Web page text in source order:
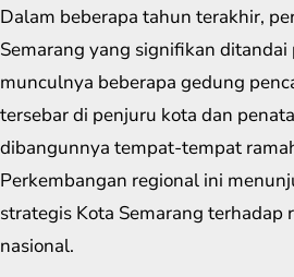
Dalam beberapa tahun terakhir,
Semarang yang signifikan ditandai
munculnya beberapa gedung
tersebar di penjuru kota dan
dibangunnya tempat-tempat
Perkembangan regional ini
strategis Kota Semarang terhadap
nasional.